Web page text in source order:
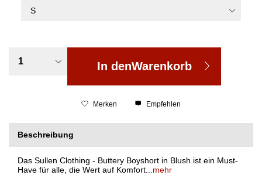
In denWarenkorb
Merken Empfehlen
Beschreibung
Das Sullen Clothing - Buttery Boyshort in Blush ist ein Must-
Have für alle, die Wert auf Komfort... mehr